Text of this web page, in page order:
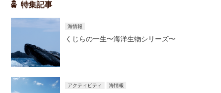
特集記事
海情報
くじらの一生〜海洋生物シリーズ〜
アクティビティ 海情報